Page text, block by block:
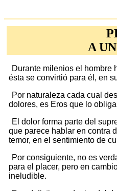
A
Durante milenios el hombre
ésta se convirtió para él, en
Por naturaleza cada cual
dolores, es Eros que lo
El dolor forma parte del
que parece hablar en contra
temor, en el sentimiento de
Por consiguiente, no es
para el placer, pero en
ineludible.